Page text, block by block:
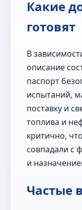
Какие
готовят
В
описание
паспорт
испытаний,
поставку и
топлива и
критично,
совпадали с
и
Частые